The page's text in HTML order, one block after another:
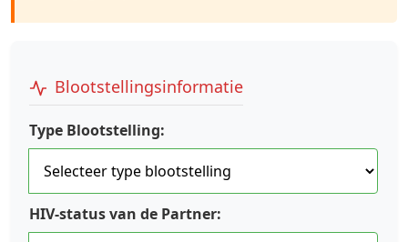
Blootstellingsinformatie
Type Blootstelling:
HIV-status van de Partner: